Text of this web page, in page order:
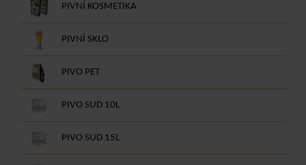
PIVNÍ KOSMETIKA
PIVNÍ SKLO
PIVO PET
PIVO SUD 10L
PIVO SUD 15L